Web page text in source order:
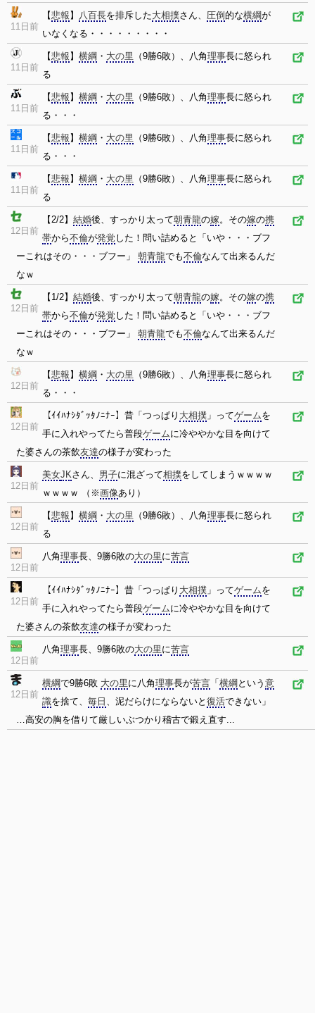
11日前
【悲報 】 八百長を排斥した大相撲さん、 圧倒的な横綱が
いなくなる・・・・・・・・・
11日前
【悲報 】 横綱 ・ 大の里 （9勝6敗）、八角理事長に怒られ
る
11日前
【悲報 】 横綱 ・ 大の里 （9勝6敗）、八角理事長に怒られ
る・・・
11日前
【悲報 】 横綱 ・ 大の里 （9勝6敗）、八角理事長に怒られ
る・・・
11日前
【悲報 】 横綱 ・ 大の里 （9勝6敗）、八角理事長に怒られ
る
12日前
【2/2】 結婚後、すっかり太って朝青龍の嫁。その嫁の携
帯から不倫が発覚 した！問い詰めると「いや・・・ブフ
ーこれはその・・・ブフー」 朝青龍でも不倫なんて出来るんだ
なｗ
12日前
【1/2】 結婚後、すっかり太って朝青龍の嫁。その嫁の携
帯から不倫が発覚 した！問い詰めると「いや・・・ブフ
ーこれはその・・・ブフー」 朝青龍でも不倫なんて出来るんだ
なｗ
12日前
【悲報 】 横綱 ・ 大の里 （9勝6敗）、八角理事長に怒られ
る・・・
12日前
【ｲｲﾊﾅｼﾀﾞｯﾀﾉﾆﾅｰ】昔「つっぱり 大相撲 」ってゲームを
手に入れやってたら普段ゲームに冷ややかな目を向けて
た婆さんの茶飲友達の様子が変わった
12日前
美女JKさん、 男子に混ざって相撲をしてしまうｗｗｗｗ
ｗｗｗｗ （※画像あり）
12日前
【悲報 】 横綱 ・ 大の里 （9勝6敗）、八角理事長に怒られ
る
12日前
八角理事長、9勝6敗の大の里に苦言
12日前
【ｲｲﾊﾅｼﾀﾞｯﾀﾉﾆﾅｰ】昔「つっぱり 大相撲 」ってゲームを
手に入れやってたら普段ゲームに冷ややかな目を向けて
た婆さんの茶飲友達の様子が変わった
12日前
八角理事長、9勝6敗の大の里に苦言
12日前
横綱で9勝6敗 大の里に八角理事長が苦言 「 横綱 という 意
識を捨て、 毎日 、泥だらけにならないと 復活できない」
…高安の胸を借りて厳しいぶつかり稽古で鍛え直す...